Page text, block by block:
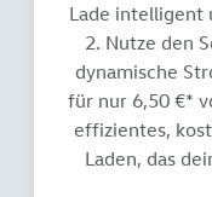
Lade intelligent
2. Nutze den
dynamische
für nur 6,50 €*
effizientes,
Laden, das